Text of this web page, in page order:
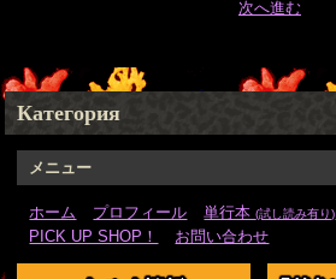
次へ進む
Категория
メニュー
ホーム プロフィール 単行本(試し読み有り)
PICK UP SHOP！ お問い合わせ